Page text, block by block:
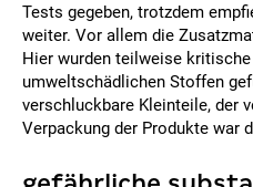
Tests gegeben, trotzdem
weiter. Vor allem die
Hier wurden teilweise
umweltschädlichen Stoffen
verschluckbare Kleinteile, der
Verpackung der Produkte war